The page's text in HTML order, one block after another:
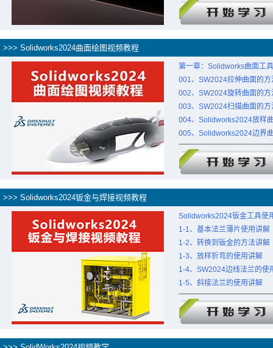
>>> Solidworks2024曲面绘图视频教程
第一章：Solidworks曲面工
001、SW2024拉伸曲面的方
002、SW2024旋转曲面的方
003、SW2024扫描曲面的方
004、Solidworks2024放样
005、Solidworks2024边界
>>> Solidworks2024钣金与焊接视频教程
Solidworks2024钣金工具使
1-1、基本法兰薄片使用讲解
1-2、转换到钣金的方法讲解
1-3、放样折弯的使用讲解
1-4、SW2024边线法兰的使
1-5、斜接法兰的使用讲解